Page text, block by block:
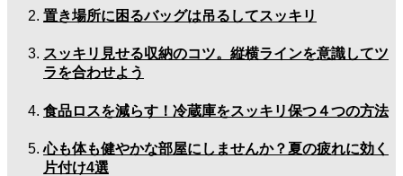
置き場所に困るバッグは吊るしてスッキリ
スッキリ見せる収納のコツ。縦横ラインを意識してツ
ラを合わせよう
食品ロスを減らす！冷蔵庫をスッキリ保つ４つの方法
心も体も健やかな部屋にしませんか？夏の疲れに効く
片付け4選